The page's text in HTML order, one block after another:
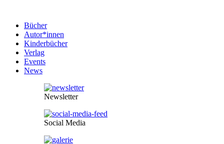
Bücher
Autor*innen
Kinderbücher
Verlag
Events
News
Newsletter
Social Media